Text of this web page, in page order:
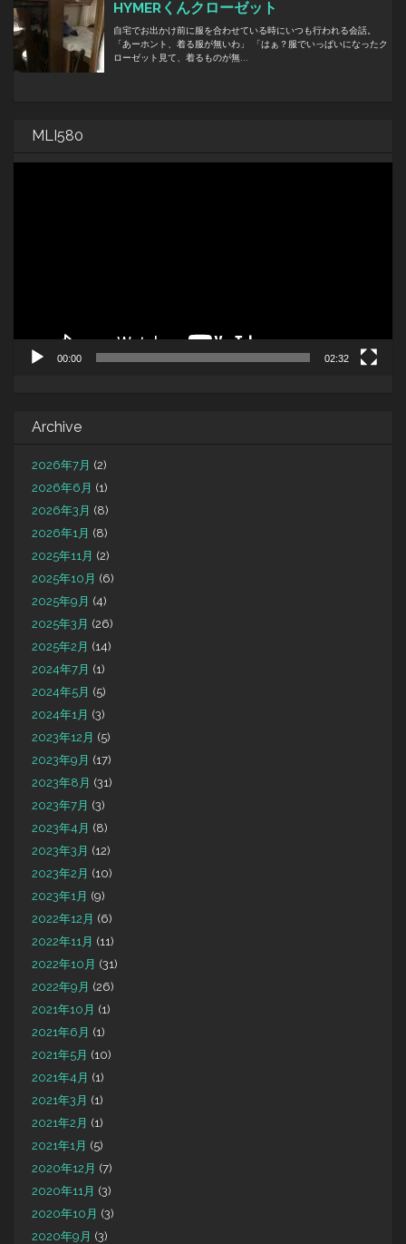
MLI580
00:00 02:32
Archive
2026年7月 (2)
2026年6月 (1)
2026年3月 (8)
2026年1月 (8)
2025年11月 (2)
2025年10月 (6)
2025年9月 (4)
2025年3月 (26)
2025年2月 (14)
2024年7月 (1)
2024年5月 (5)
2024年1月 (3)
2023年12月 (5)
2023年9月 (17)
2023年8月 (31)
2023年7月 (3)
2023年4月 (8)
2023年3月 (12)
2023年2月 (10)
2023年1月 (9)
2022年12月 (6)
2022年11月 (11)
2022年10月 (31)
2022年9月 (26)
2021年10月 (1)
2021年6月 (1)
2021年5月 (10)
2021年4月 (1)
2021年3月 (1)
2021年2月 (1)
2021年1月 (5)
2020年12月 (7)
2020年11月 (3)
2020年10月 (3)
2020年9月 (3)